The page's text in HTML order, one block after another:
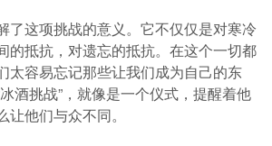
了这项挑战的意义。它不仅仅是对寒冷
的抵抗，对遗忘的抵抗。在这个一切都
太容易忘记那些让我们成为自己的东
酒挑战”，就像是一个仪式，提醒着他
他们与众不同。